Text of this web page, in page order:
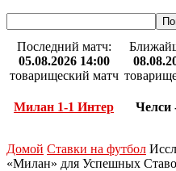
Последний матч:
05.08.2026 14:00
товарищеский матч
Милан 1-1 Интер Челси
Домой Ставки на футбол
«Милан» для Успешных